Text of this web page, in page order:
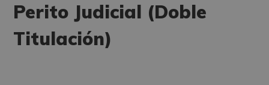
Perito Judicial (Doble
Titulación)